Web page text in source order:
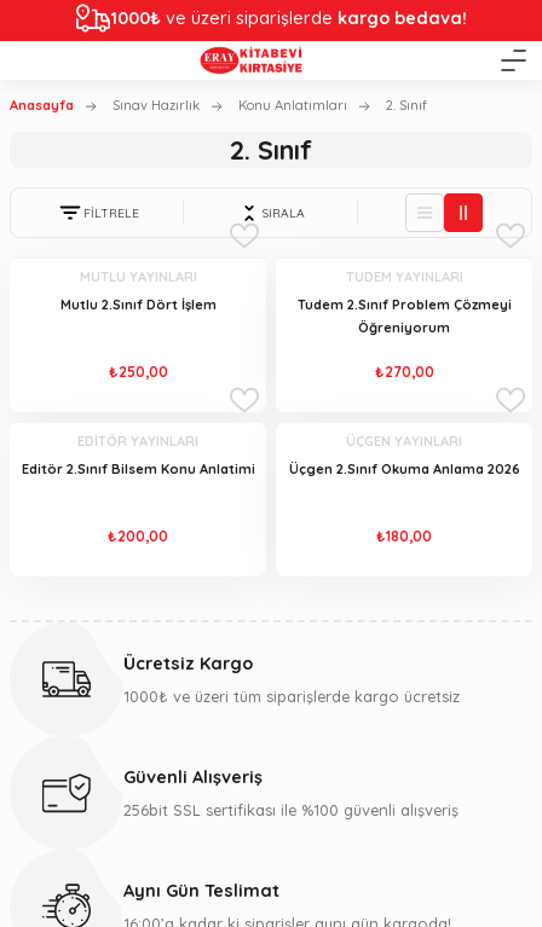
1000₺ ve üzeri siparişlerde kargo bedava!
Anasayfa Sınav Hazırlık Konu Anlatımları 2. Sınıf
2. Sınıf
FİLTRELE SIRALA
MUTLU YAYINLARI
Mutlu 2.Sınıf Dört İşlem
₺250,00
TUDEM YAYINLARI
Tudem 2.Sınıf Problem Çözmeyi
Öğreniyorum
₺270,00
EDİTÖR YAYINLARI
Editör 2.Sınıf Bilsem Konu Anlatimi
₺200,00
ÜÇGEN YAYINLARI
Üçgen 2.Sınıf Okuma Anlama 2026
₺180,00
Ücretsiz Kargo
1000₺ ve üzeri tüm siparişlerde kargo ücretsiz
Güvenli Alışveriş
256bit SSL sertifikası ile %100 güvenli alışveriş
Aynı Gün Teslimat